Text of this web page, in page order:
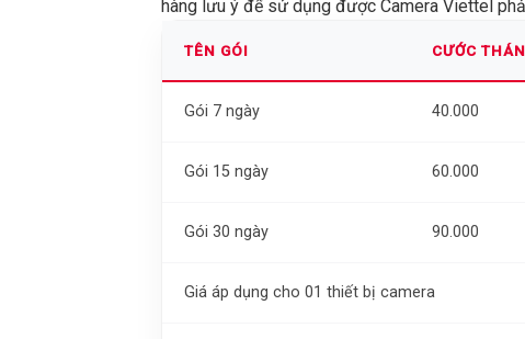
hàng lưu ý để sử dụng được Camera Viettel
TÊN GÓI CƯỚC
Gói 7 ngày 40.000
Gói 15 ngày 60.000
Gói 30 ngày 90.000
Giá áp dụng cho 01 thiết bị camera